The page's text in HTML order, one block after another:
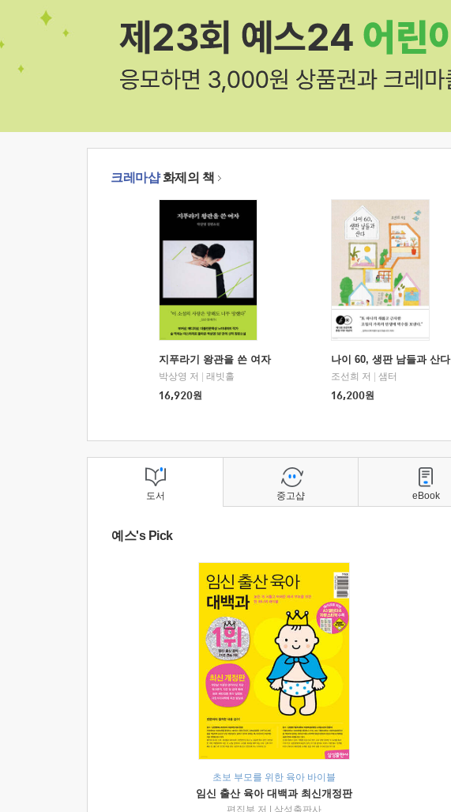
크레마샵화제의 책
지푸라기 왕관을 쓴 여자
박상영 저
래빗홀
16,920원
나이 60, 생판 남들과 산다
조선희 저
샘터
16,200원
도서
예스's Pick
초보 부모를 위한 육아 바이블
임신 출산 육아 대백과 최신개정판
편집부 저
삼성출판사
중고샵 eBook